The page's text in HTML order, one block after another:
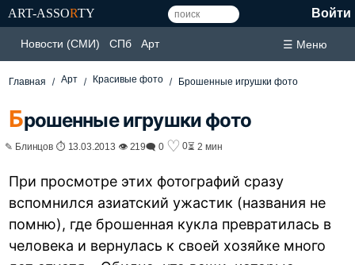
ART-ASSORTY Войти
Новости (СМИ) СПб Арт ☰ Меню
Главная Арт Красивые фото Брошенные игрушки фото
Брошенные игрушки фото
✎ Блинцов ⏱ 13.03.2013 👁 219🗨 0 ♡ 0⏳ 2 мин
При просмотре этих фотографий сразу
вспомнился азиатский ужастик (названия не
помню), где брошенная кукла превратилась в
человека и вернулась к своей хозяйке много